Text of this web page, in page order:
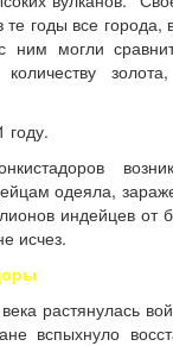
те годы все
ним могли
количеству
году.
одеяла,
индейцев от
исчез.
растянулась
вспыхнуло